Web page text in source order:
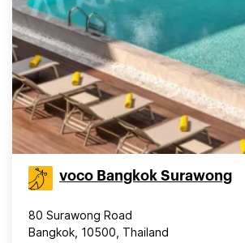
voco Bangkok Surawong
80 Surawong Road
Bangkok, 10500, Thailand